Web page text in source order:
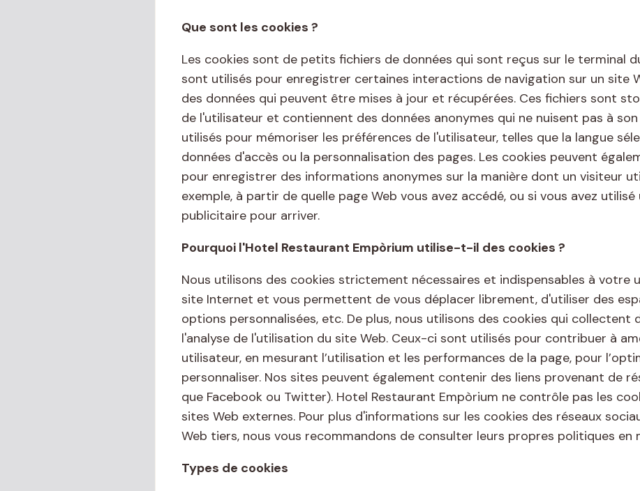
Que sont les cookies ?
Les cookies sont de petits fichiers de données qui sont reçus sur le terminal
sont utilisés pour enregistrer certaines interactions de navigation sur un site
des données qui peuvent être mises à jour et récupérées. Ces fichiers sont
de l'utilisateur et contiennent des données anonymes qui ne nuisent pas à
utilisés pour mémoriser les préférences de l'utilisateur, telles que la langue
données d'accès ou la personnalisation des pages. Les cookies peuvent
pour enregistrer des informations anonymes sur la manière dont un visiteur
exemple, à partir de quelle page Web vous avez accédé, ou si vous avez utilisé
publicitaire pour arriver.
Pourquoi l'Hotel Restaurant Empòrium utilise-t-il des cookies ?
Nous utilisons des cookies strictement nécessaires et indispensables à votre
site Internet et vous permettent de vous déplacer librement, d'utiliser des
options personnalisées, etc. De plus, nous utilisons des cookies qui collectent
l'analyse de l'utilisation du site Web. Ceux-ci sont utilisés pour contribuer à
utilisateur, en mesurant l’utilisation et les performances de la page, pour
personnaliser. Nos sites peuvent également contenir des liens provenant de
que Facebook ou Twitter). Hotel Restaurant Empòrium ne contrôle pas les
sites Web externes. Pour plus d'informations sur les cookies des réseaux
Web tiers, nous vous recommandons de consulter leurs propres politiques en
Types de cookies